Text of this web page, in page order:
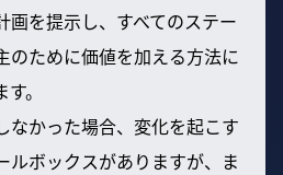
画を提示し、すべてのステー
のために価値を加える方法に
。
なかった場合、変化を起こす
ルボックスがありますが、ま